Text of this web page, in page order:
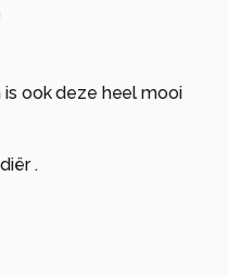
ook deze heel mooi
.